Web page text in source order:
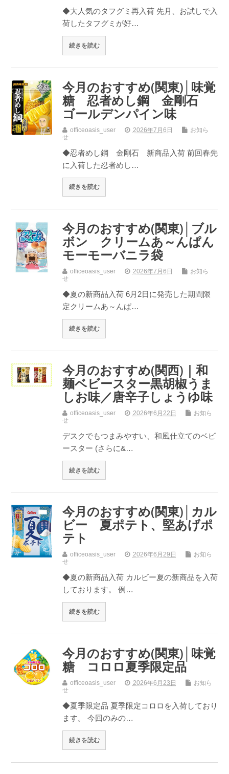
◆大人気のタフグミ再入荷 先月、お試しで入
荷したタフグミが好…
続きを読む
今月のおすすめ(関東)│味覚
糖 忍者めし鋼 金剛石
ゴールデンパイン味
officeoasis_user 2026年7月6日
お知ら
せ
◆忍者めし鋼 金剛石 新商品入荷 前回春先
に入荷した忍者めし…
続きを読む
今月のおすすめ(関東)│ブル
ボン クリームあ～んぱん
モーモーバニラ袋
officeoasis_user 2026年7月6日
お知ら
せ
◆夏の新商品入荷 6月2日に発売した期間限
定クリームあ～んぱ…
続きを読む
今月のおすすめ(関西)｜和
麺ベビースター黒胡椒うま
しお味／唐辛子しょうゆ味
officeoasis_user 2026年6月22日
お知ら
せ
デスクでもつまみやすい、和風仕立てのベビ
ースター (さらに&…
続きを読む
今月のおすすめ(関東)│カル
ビー 夏ポテト、堅あげポ
テト
officeoasis_user 2026年6月29日
お知ら
せ
◆夏の新商品入荷 カルビー夏の新商品を入荷
しております。 例…
続きを読む
今月のおすすめ(関東)│味覚
糖 コロロ夏季限定品
officeoasis_user 2026年6月23日
お知ら
せ
◆夏季限定品 夏季限定コロロを入荷しており
ます。 今回のみの…
続きを読む